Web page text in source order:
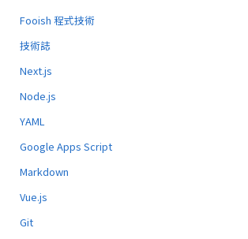
Fooish 程式技術
技術誌
Next.js
Node.js
YAML
Google Apps Script
Markdown
Vue.js
Git